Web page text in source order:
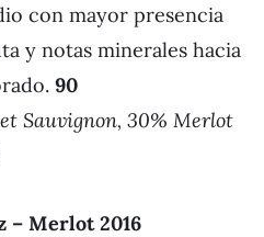
con mayor presencia
y notas minerales hacia
90
Sauvignon, 30% Merlot
– Merlot 2016